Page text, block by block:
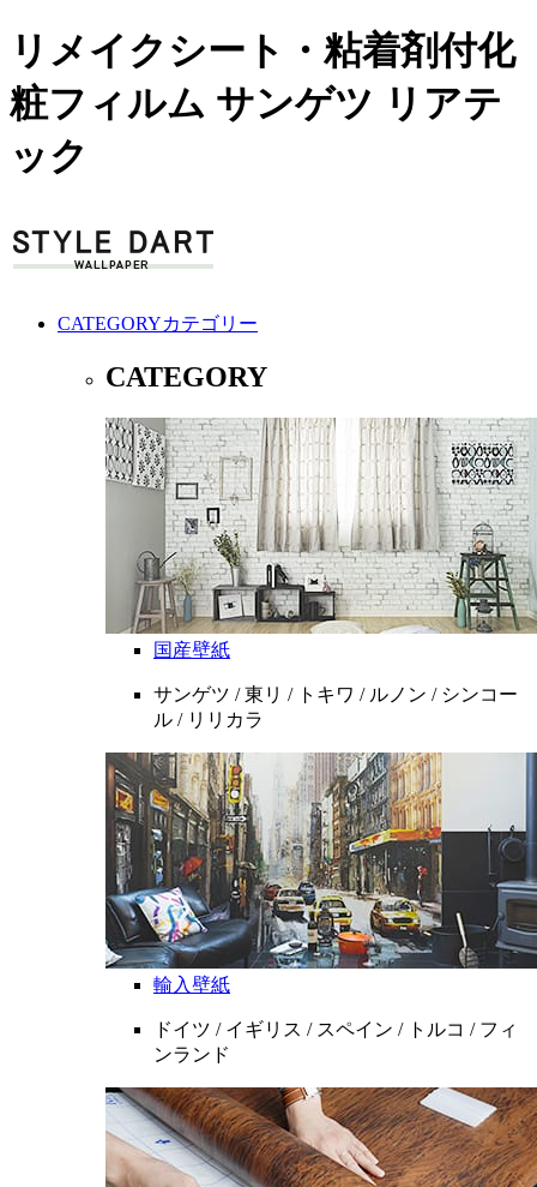
リメイクシート・粘着剤付化
粧フィルム サンゲツ リアテ
ック
CATEGORYカテゴリー
CATEGORY
国産壁紙
サンゲツ / 東リ / トキワ / ルノン / シンコー
ル / リリカラ
輸入壁紙
ドイツ / イギリス / スペイン / トルコ / フィ
ンランド